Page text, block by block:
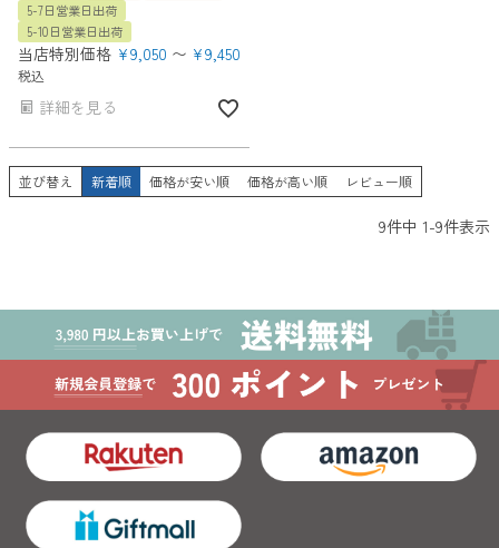
5-7日営業日出荷
5-10日営業日出荷
当店特別価格 ¥9,050 〜 ¥9,450
税込
詳細を見る
並び替え 新着順 価格が安い順 価格が高い順 レビュー順
9件中 1-9件表示